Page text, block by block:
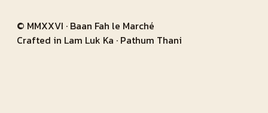
© MMXXVI · Baan Fah le Marché
Crafted in Lam Luk Ka · Pathum Thani